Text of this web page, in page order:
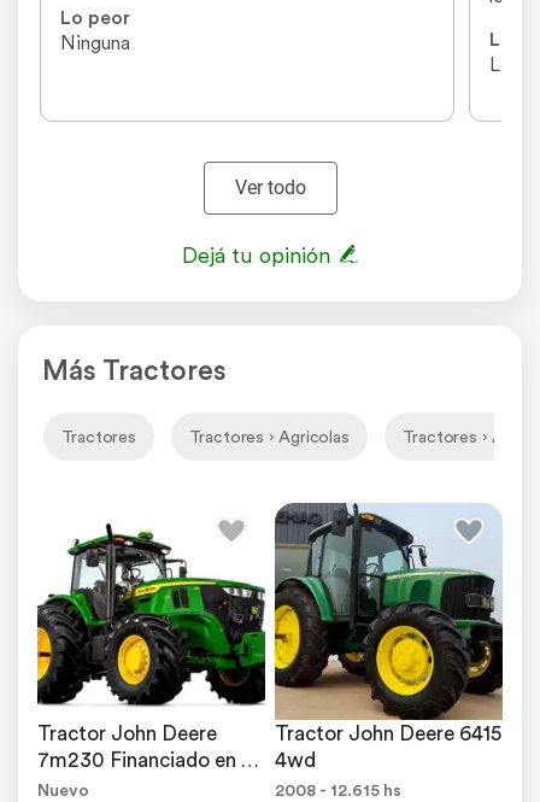
Lo peor
Ninguna
Lo
Los
Ver todo
Dejá tu opinión
Más Tractores
Tractores Tractores › Agricolas Tractores ›
Tractor John Deere
7m230 Financiado en 8
Cuotas Semestrales
Nuevo
Tractor John Deere 6415
4wd
2008 - 12.615 hs